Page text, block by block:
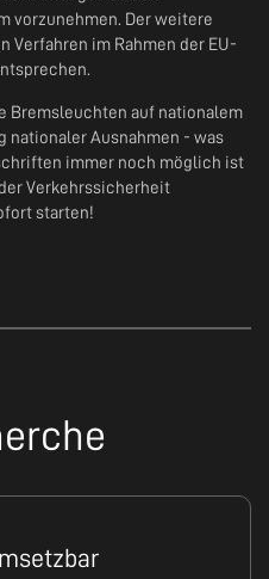
vorzunehmen. Der weitere
Verfahren im Rahmen der EU-
Bremsleuchten auf nationalem
nationaler Ausnahmen - was
immer noch möglich ist
Verkehrssicherheit
starten!